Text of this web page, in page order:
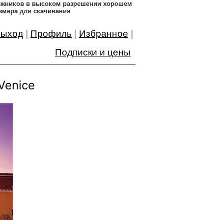
в высоком разрешении хорошем
для скачивания
Профиль Избранное
Подписки и цены